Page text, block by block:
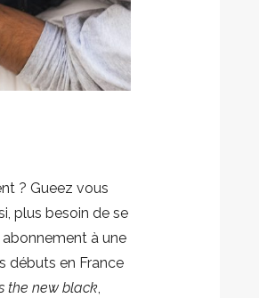
? Gueez vous
plus besoin de se
à une
débuts en France
the new black,